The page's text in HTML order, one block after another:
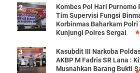
Kombes Pol Hari Purnomo
Tim Supervisi Fungsi
Korbinmas Baharkam Polri
Kunjungi Polres Sergai
Kasubdit III Narkoba
AKBP M Fadris SR Lana :
Musnahkan Barang Bukti